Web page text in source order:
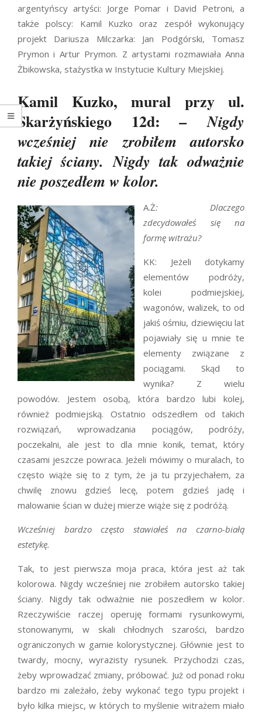
argentyńscy artyści: Jorge Pomar i David Petroni, a
także polscy: Kamil Kuzko oraz zespół wykonujący
projekt Dariusza Milczarka: Jan Podgórski, Tomasz
Prymon i Artur Prymon. Z artystami rozmawiała Anna
Żbikowska, stażystka w Instytucie Kultury Miejskiej.
Kamil Kuzko, mural przy ul.
Skarżyńskiego 12d:
– Nigdy
wcześniej nie zrobiłem autorsko
takiej ściany. Nigdy tak odważnie
nie poszedłem w kolor.
A.Ż: Dlaczego
zdecydowałeś się na
formę witrażu?
KK: Jeżeli dotykamy
elementów podróży,
kolei podmiejskiej,
wagonów, walizek, to od
jakiś ośmiu, dziewięciu lat
pojawiały się u mnie te
elementy związane z
pociągami. Skąd to
wynika? Z wielu
powodów. Jestem osobą, która bardzo lubi kolej,
również podmiejską. Ostatnio odszedłem od takich
rozwiązań, wprowadzania pociągów, podróży,
poczekalni, ale jest to dla mnie konik, temat, który
czasami jeszcze powraca. Jeżeli mówimy o muralach, to
często wiąże się to z tym, że ja tu przyjechałem, za
chwilę znowu gdzieś lecę, potem gdzieś jadę i
malowanie ścian w dużej mierze wiąże się z podróżą.
Wcześniej bardzo często stawiałeś na czarno-białą
estetykę.
Tak, to jest pierwsza moja praca, która jest aż tak
kolorowa. Nigdy wcześniej nie zrobiłem autorsko takiej
ściany. Nigdy tak odważnie nie poszedłem w kolor.
Rzeczywiście raczej operuję formami rysunkowymi,
stonowanymi, w skali chłodnych szarości, bardzo
ograniczonych w gamie kolorystycznej. Głównie jest to
twardy, mocny, wyrazisty rysunek. Przychodzi czas,
żeby wprowadzać zmiany, próbować. Już od ponad roku
bardzo mi zależało, żeby wykonać tego typu projekt i
było kilka miejsc, w których to myślenie witrażem miało